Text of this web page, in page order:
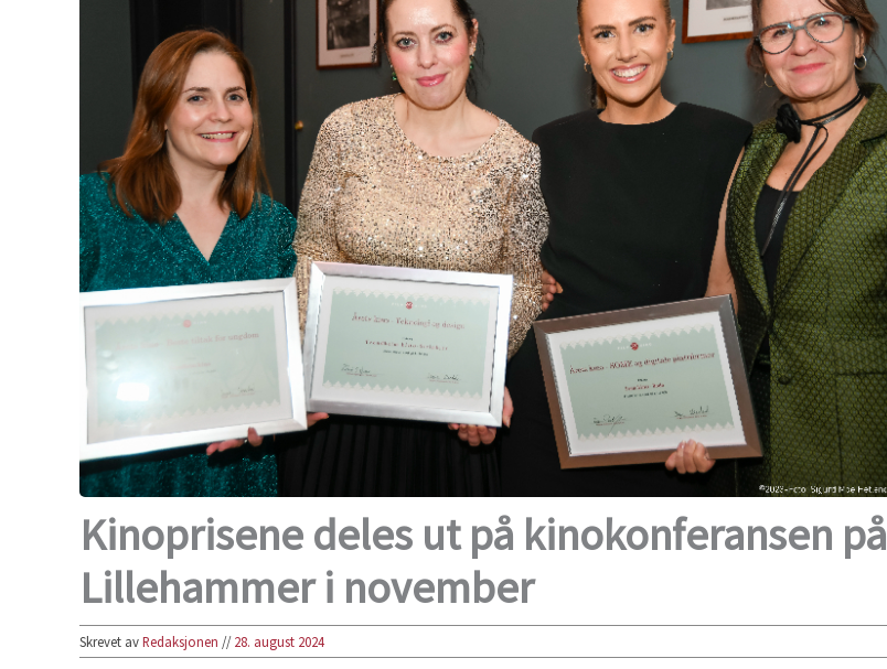
Kinoprisene deles ut på kinokonferansen på
Lillehammer i november
Skrevet avRedaksjonen //28. august 2024